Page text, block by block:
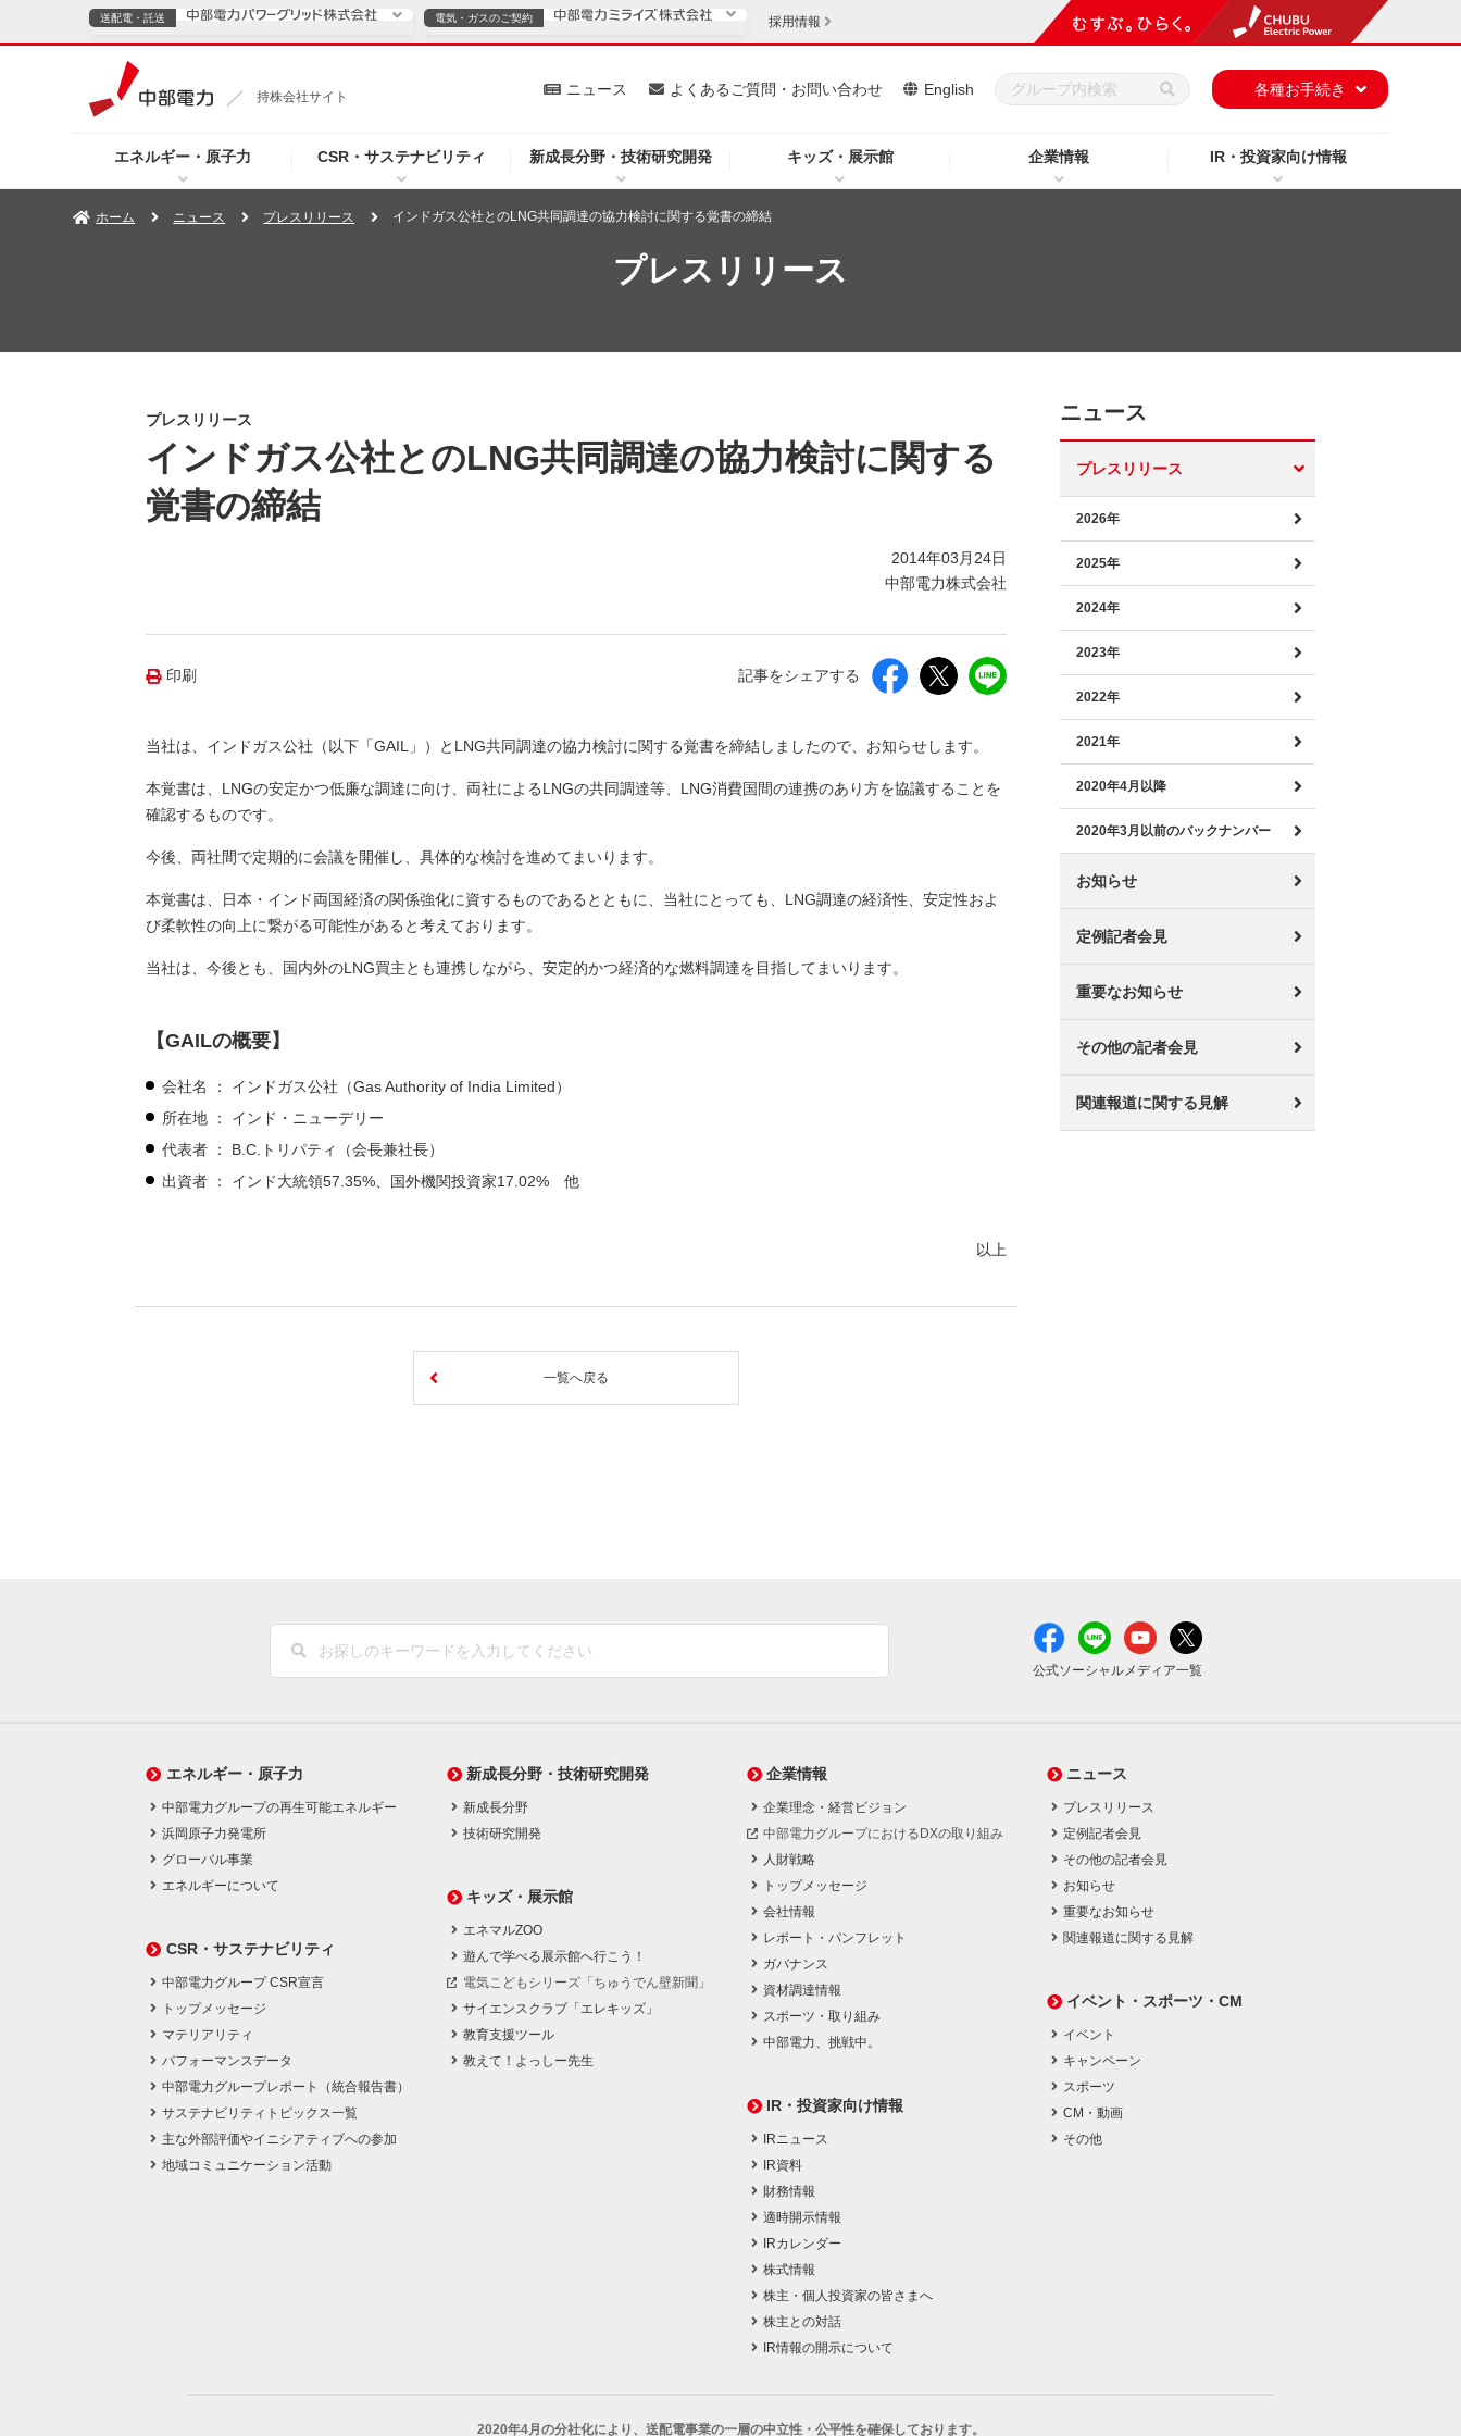
持株会社サイト
エネルギー・原子力 CSR・サステナビリティ 新成長分野・技術研究開発 キッズ・展示館 企業情報 IR・投資家向け情報
ニュース よくあるご質問・お問い合わせ English 各種お手続き
送配電・託送
TOPページへ ご案内 安定供給
企業情報
ニュース（新しいウィンドウを開きます）
よくあるご質問・お問い合わせ
電気・ガスのご契約
電気・ガスのご契約
TOPページへ 個人のお客さま 法人のお客さま
採用情報
ホーム ニュース プレスリリース インドガス公社とのLNG共同調達の協力検討に関する覚書の締結
プレスリリース
プレスリリース
インドガス公社とのLNG共同調達の協力検討に関する
覚書の締結
2014年03月24日
中部電力株式会社
印刷 記事をシェアする
当社は、インドガス公社（以下「GAIL」）とLNG共同調達の協力検討に関する覚書を締結しましたので、お知らせします。
本覚書は、LNGの安定かつ低廉な調達に向け、両社によるLNGの共同調達等、LNG消費国間の連携のあり方を協議することを
確認するものです。
今後、両社間で定期的に会議を開催し、具体的な検討を進めてまいります。
本覚書は、日本・インド両国経済の関係強化に資するものであるとともに、当社にとっても、LNG調達の経済性、安定性およ
び柔軟性の向上に繋がる可能性があると考えております。
当社は、今後とも、国内外のLNG買主とも連携しながら、安定的かつ経済的な燃料調達を目指してまいります。
【GAILの概要】
会社名 ： インドガス公社（Gas Authority of India Limited）
所在地 ： インド・ニューデリー
代表者 ： B.C.トリパティ（会長兼社長）
出資者 ： インド大統領57.35%、国外機関投資家17.02% 他
以上
一覧へ戻る
ニュース
プレスリリース
2026年
2025年
2024年
2023年
2022年
2021年
2020年4月以降
2020年3月以前のバックナンバー
お知らせ
定例記者会見
重要なお知らせ
その他の記者会見
関連報道に関する見解
公式ソーシャルメディア一覧
エネルギー・原子力
中部電力グループの再生可能エネルギー
浜岡原子力発電所
グローバル事業
エネルギーについて
CSR・サステナビリティ
中部電力グループ CSR宣言
トップメッセージ
マテリアリティ
パフォーマンスデータ
中部電力グループレポート（統合報告書）
サステナビリティトピックス一覧
主な外部評価やイニシアティブへの参加
地域コミュニケーション活動
新成長分野・技術研究開発
新成長分野
技術研究開発
キッズ・展示館
エネマルZOO
遊んで学べる展示館へ行こう！
電気こどもシリーズ「ちゅうでん壁新聞」
サイエンスクラブ「エレキッズ」
教育支援ツール
教えて！よっしー先生
企業情報
企業理念・経営ビジョン
中部電力グループにおけるDXの取り組み
人財戦略
トップメッセージ
会社情報
レポート・パンフレット
ガバナンス
資材調達情報
スポーツ・取り組み
中部電力、挑戦中。
IR・投資家向け情報
IRニュース
IR資料
財務情報
適時開示情報
IRカレンダー
株式情報
株主・個人投資家の皆さまへ
株主との対話
IR情報の開示について
ニュース
プレスリリース
定例記者会見
その他の記者会見
お知らせ
重要なお知らせ
関連報道に関する見解
イベント・スポーツ・CM
イベント
キャンペーン
スポーツ
CM・動画
その他
2020年4月の分社化により、 送配電事業の一層の中立性・公平性を確保しております。